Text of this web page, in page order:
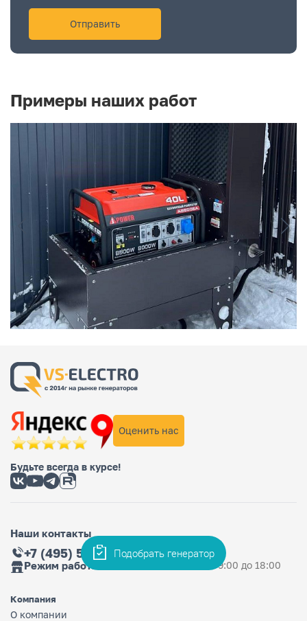
Примеры наших работ
Оценить нас
Будьте всегда в курсе!
Наши контакты
+7 (495) 565-36-33
Режим работы магазина Ежедневно: с 9:00 до 18:00
Компания
О компании
Подобрать генератор